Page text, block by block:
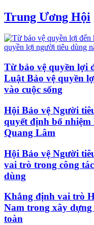
Trung Ương Hội
Từ bảo vệ quyền lợi
Luật Bảo vệ quyền
vào cuộc sống
Hội Bảo vệ Người
quyết định bổ
Quang Lâm
Hội Bảo vệ Người
vai trò trong công
dùng
Khẳng định vai trò
Nam trong xây
toàn